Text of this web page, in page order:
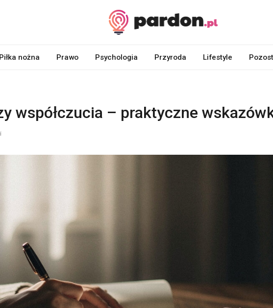
Piłka nożna Prawo Psychologia Przyroda Lifestyle
współczucia – praktyczne